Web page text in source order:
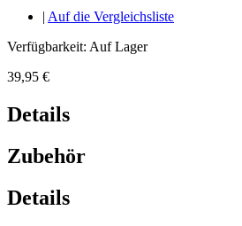
| Auf die Vergleichsliste
Verfügbarkeit: Auf Lager
39,95 €
Details
Zubehör
Details